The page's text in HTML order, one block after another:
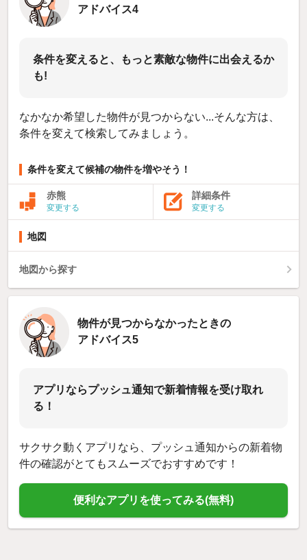
アドバイス4
条件を変えると、もっと素敵な物件に出会えるか
も!
なかなか希望した物件が見つからない...そんな方は、
条件を変えて検索してみましょう。
条件を変えて候補の物件を増やそう！
赤熊
変更する
詳細条件
変更する
地図
地図から探す
物件が見つからなかったときの
アドバイス5
アプリならプッシュ通知で新着情報を受け取れ
る！
サクサク動くアプリなら、プッシュ通知からの新着物
件の確認がとてもスムーズでおすすめです！
便利なアプリを使ってみる(無料)